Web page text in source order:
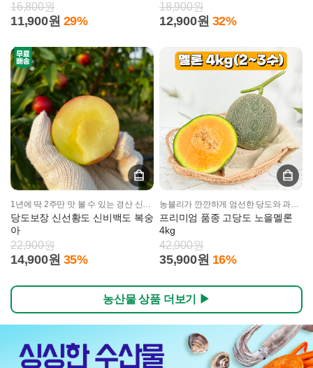
16,800원
11,900원 29%
18,900원
12,900원 32%
1년에 딱 2주만 맛 볼 수 있는 경산 신비복숭아!
당도보장 신선황도 신비백도 복숭
아
22,900원
14,900원 35%
농블리가 깐깐하게 엄선한 당도와 과즙이 풍부한 프리미엄 멜론!
프리미엄 품종 고당도 노을멜론
4kg
42,900원
35,900원 16%
농산물 상품 더보기 ▶